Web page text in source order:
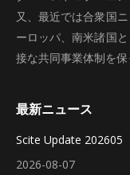
又、最近では合衆国
ーロッパ、南米諸国
接な共同事業体制を保
最新ニュース
Scite Update 202605
2026-08-07